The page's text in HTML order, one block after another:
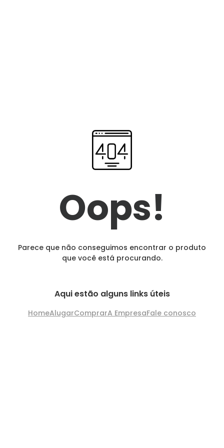
Oops!
Parece que não conseguimos encontrar o produto
que você está procurando.
Aqui estão alguns links úteis
HomeAlugarComprarA EmpresaFale conosco